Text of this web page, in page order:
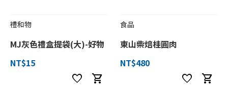
禮和物
MJ灰色禮盒提袋(大)-好物
NT$15
favorite shopping_cart
食品
東山柴焙桂圓肉
NT$480
favorite shopping_cart